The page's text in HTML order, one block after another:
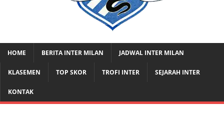
HOME BERITA INTER MILAN JADWAL INTER MILAN
KLASEMEN TOP SKOR TROFI INTER SEJARAH INTER
KONTAK